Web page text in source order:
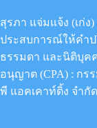
สุรภา แจ่มแจ้ง (เก่
ประสบการณ์ให้คำ
ธรรมดา และนิติบุค
อนุญาต (CPA) : กร
พี แอคเคาท์ติ้ง จำกัด